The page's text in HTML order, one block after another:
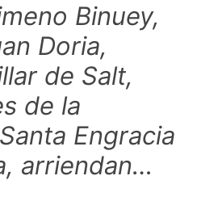
Binuey,
Doria,
de Salt,
de la
Engracia
arriendan…